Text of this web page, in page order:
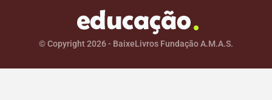
© Copyright 2026 - BaixeLivros Fundação A.M.A.S.